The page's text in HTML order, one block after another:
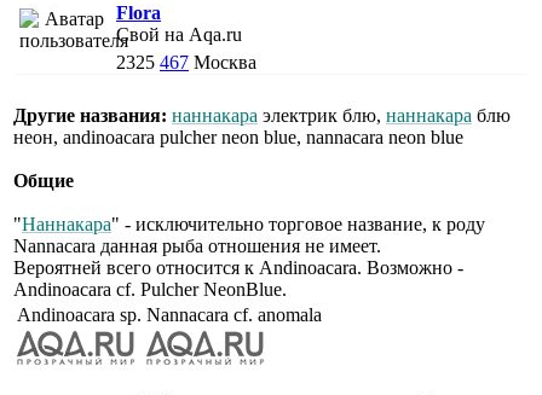
Flora
Свой на Aqa.ru
2325 467 Москва
Другие названия: наннакара электрик блю, наннакара блю
неон, andinoacara pulcher neon blue, nannacara neon blue
Общие
"Наннакара" - исключительно торговое название, к роду
Nannacara данная рыба отношения не имеет.
Вероятней всего относится к Andinoacara. Возможно -
Andinoacara cf. Pulcher NeonBlue.
Andinoacara sp. Nannacara cf. anomala